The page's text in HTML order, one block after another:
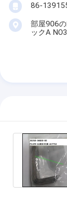
86-
部屋906
ックA